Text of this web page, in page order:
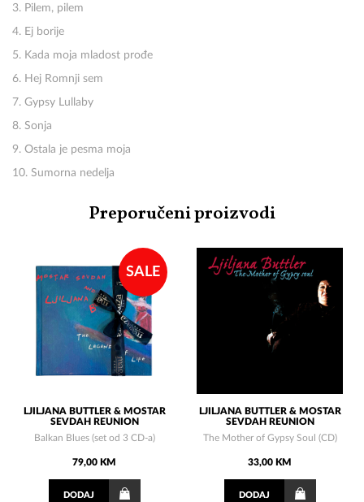
3. Pilem, pilem
4. Ej borije
5. Kada moja mladost prođe
6. Hej Romnji sem
7. Gypsy Lullaby
8. Sonja
9. Ostala je pesma moja
10. Sumorna nedelja
Preporučeni proizvodi
SALE
LJILJANA BUTTLER & MOSTAR
SEVDAH REUNION
Balkan Blues (set od 3 CD-a)
79,00 KM
DODAJ
LJILJANA BUTTLER & MOSTAR
SEVDAH REUNION
The Mother of Gypsy Soul (CD)
33,00 KM
DODAJ